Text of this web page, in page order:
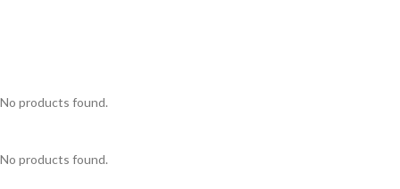
No products found.
No products found.